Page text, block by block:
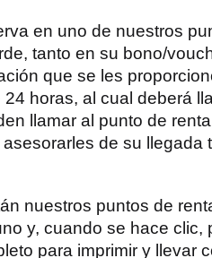
en uno de nuestros
tanto en su bono/
que se les
horas, al cual deberá
llamar al punto de
de su llegada
nuestros puntos de
y, cuando se hace clic,
para imprimir y llevar